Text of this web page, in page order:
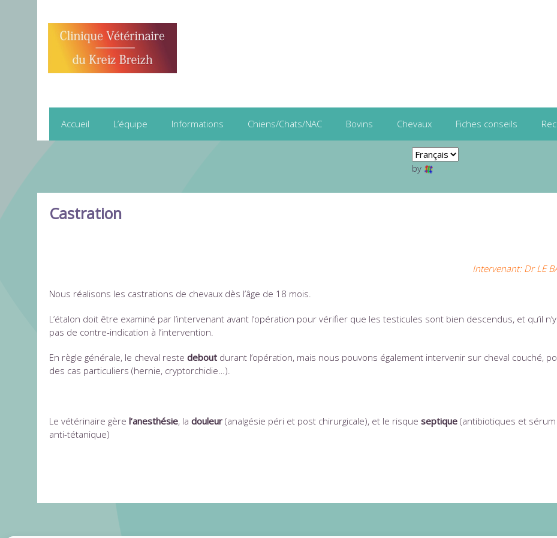
Accueil L’équipe Informations Chiens/Chats/NAC Bovins Chevaux Fiches conseils
by
Castration
Intervenant: Dr LE
Nous réalisons les castrations de chevaux dès l’âge de 18 mois.
L’étalon doit être examiné par l’intervenant avant l’opération pour vérifier que les testicules sont bien descendus, et qu’il
pas de contre-indication à l’intervention.
En règle générale, le cheval reste debout durant l’opération, mais nous pouvons également intervenir sur cheval couché,
des cas particuliers (hernie, cryptorchidie…).
Le vétérinaire gère l’anesthésie, la douleur (analgésie péri et post chirurgicale), et le risque septique (antibiotiques et sérum
anti-tétanique)